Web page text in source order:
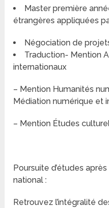
Master première
étrangères appliquées
Négociation de
Traduction- Mention
internationaux
– Mention Humanités
Médiation numérique et
– Mention Études
Poursuite d’études
national :
Retrouvez l’intégralité